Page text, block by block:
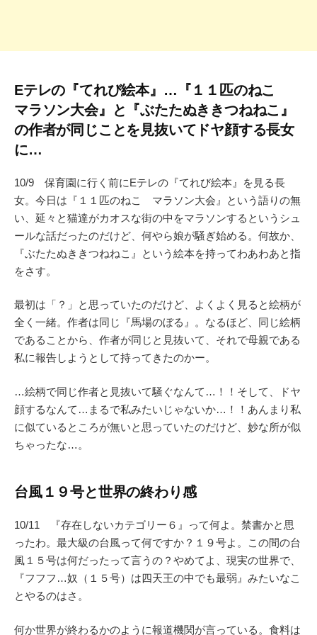
Eテレの『てれび絵本』…『１１匹のねこ
マラソン大会』と『ぶたたぬききつねねこ』
の作者が同じことを見抜いてドヤ顔する長女
に…
10/9 保育園に行く前にEテレの『てれび絵本』を見る長
女。今日は『１１匹のねこ マラソン大会』という語りの無
い、延々と猫達がカオスな街の中をマラソンするというシュ
ールな話だったのだけど、何やら娘が騒ぎ始める。何故か、
『ぶたたぬききつねねこ』という絵本を持ってわあわあと指
をさす。
最初は「？」と思っていたのだけど、よくよく見ると絵柄が
全く一緒。作者は同じ『馬場のぼる』。なるほど、同じ絵柄
であることから、作者が同じと見抜いて、それで母親である
私に報告しようとして持ってきたのかー。
…絵柄で同じ作者と見抜いて騒ぐなんて…！！そして、ドヤ
顔するなんて…まるで私みたいじゃないか…！！あんまり私
に似ているところが無いと思っていたのだけど、妙な所が似
ちゃったな…。
台風１９号と世界の終わり感
10/11 『存在しないカテゴリー６』って何よ。禁書かと思
ったわ。最大級の台風って何ですか？１９号よ。この間の台
風１５号は何だったって言うの？やめてよ、現実の世界で、
『フフフ…奴（１５号）は四天王の中でも最弱』みたいなこ
とやるのはさ。
何か世界が終わるかのように報道機関が言っている。食料は